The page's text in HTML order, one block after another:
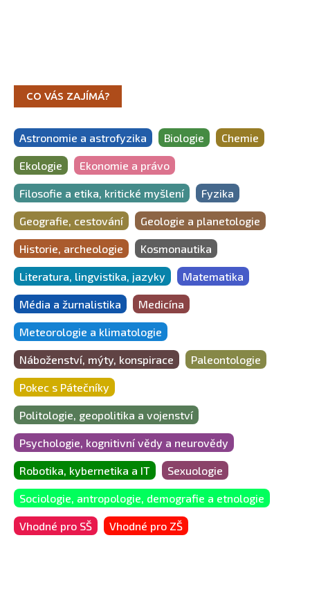
CO VÁS ZAJÍMÁ?
Astronomie a astrofyzika Biologie Chemie
Ekologie Ekonomie a právo
Filosofie a etika, kritické myšlení Fyzika
Geografie, cestování Geologie a planetologie
Historie, archeologie Kosmonautika
Literatura, lingvistika, jazyky Matematika
Média a žurnalistika Medicína
Meteorologie a klimatologie
Náboženství, mýty, konspirace Paleontologie
Pokec s Pátečníky
Politologie, geopolitika a vojenství
Psychologie, kognitivní vědy a neurovědy
Robotika, kybernetika a IT Sexuologie
Sociologie, antropologie, demografie a etnologie
Vhodné pro SŠ Vhodné pro ZŠ